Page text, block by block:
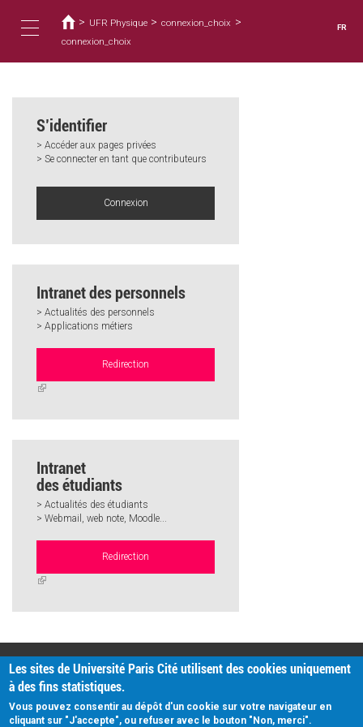
contenu
Toggle
navigation
êtes
ici
> UFR Physique > connexion_choix >
connexion_choix
FR
S’identifier
> Accéder aux pages privées
> Se connecter en tant que contributeurs
Connexion
Intranet des personnels
> Actualités des personnels
> Applications métiers
Redirection
(link
Intranet
des étudiants
> Actualités des étudiants
> Webmail, web note, Moodle...
Redirection
(link
PRATIQUE
Plan d'accès
Intranet
Mentions légales
Données personnelles
Les sites de Université Paris Cité utilisent des cookies uniquement
à des fins statistiques.
Vous pouvez consentir au dépôt d'un cookie sur votre navigateur en
cliquant sur "J'accepte", ou refuser avec le bouton "Non, merci".